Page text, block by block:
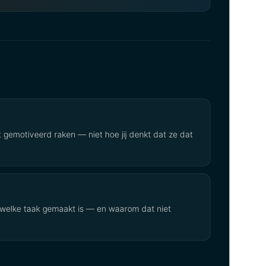
gemotiveerd raken — niet hoe jij denkt dat ze dat
taak gemaakt is — en waarom dat niet